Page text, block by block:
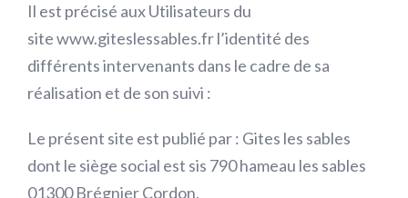
Il est précisé aux Utilisateurs du
site www.giteslessables.fr l’identité des
différents intervenants dans le cadre de sa
réalisation et de son suivi :
Le présent site est publié par : Gites les sables
dont le siège social est sis 790 hameau les sables
01300 Brégnier Cordon.